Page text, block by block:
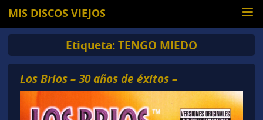
MIS DISCOS VIEJOS
Etiqueta:TENGO MIEDO
Los Brios – 30 años de éxitos –